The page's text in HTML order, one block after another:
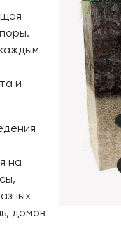
и
на
домов